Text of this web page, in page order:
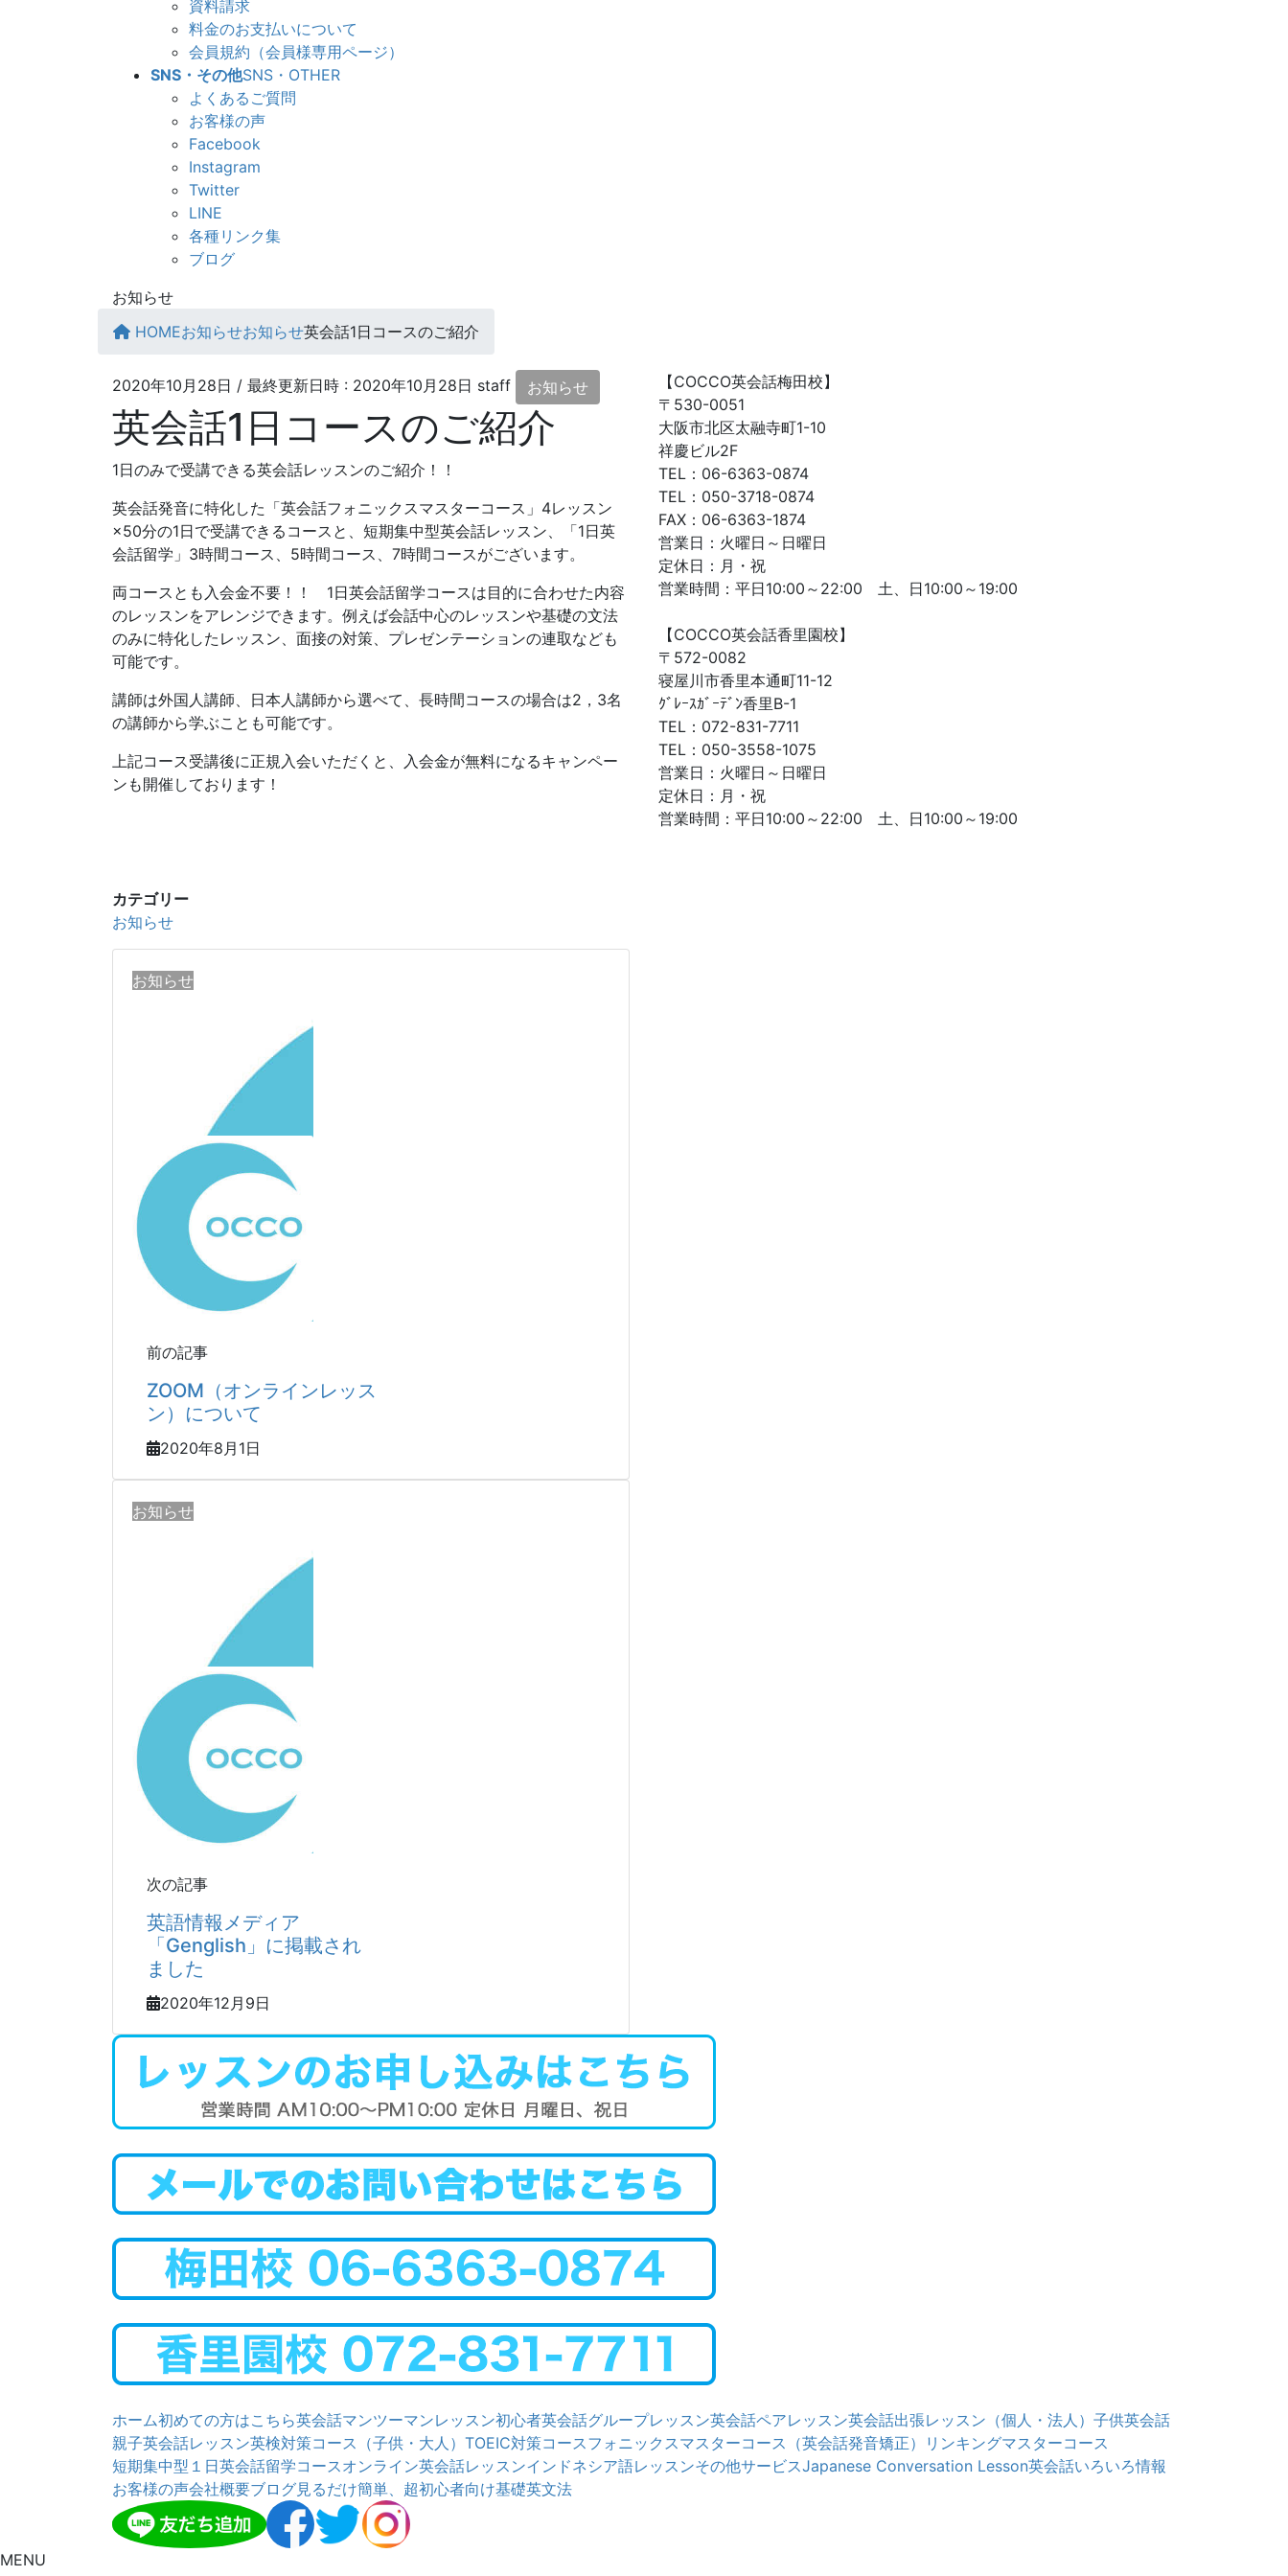
資料請求
料金のお支払いについて
会員規約（会員様専用ページ）
SNS・その他SNS・OTHER
よくあるご質問
お客様の声
Facebook
Instagram
Twitter
LINE
各種リンク集
ブログ
お知らせ
HOMEお知らせお知らせ英会話1日コースのご紹介
2020年10月28日 / 最終更新日時 : 2020年10月28日 staff お知らせ
英会話1日コースのご紹介
1日のみで受講できる英会話レッスンのご紹介！！
英会話発音に特化した「英会話フォニックスマスターコース」4レッスン
×50分の1日で受講できるコースと、短期集中型英会話レッスン、「1日英
会話留学」3時間コース、5時間コース、7時間コースがございます。
両コースとも入会金不要！！ 1日英会話留学コースは目的に合わせた内容
のレッスンをアレンジできます。例えば会話中心のレッスンや基礎の文法
のみに特化したレッスン、面接の対策、プレゼンテーションの連取なども
可能です。
講師は外国人講師、日本人講師から選べて、長時間コースの場合は2，3名
の講師から学ぶことも可能です。
上記コース受講後に正規入会いただくと、入会金が無料になるキャンペー
ンも開催しております！
カテゴリー
お知らせ
お知らせ
前の記事
ZOOM（オンラインレッス
ン）について
2020年8月1日
お知らせ
次の記事
英語情報メディア
「Genglish」に掲載され
ました
2020年12月9日
【COCCO英会話梅田校】
〒530-0051
大阪市北区太融寺町1-10
祥慶ビル2F
TEL：06-6363-0874
TEL：050-3718-0874
FAX：06-6363-1874
営業日：火曜日～日曜日
定休日：月・祝
営業時間：平日10:00～22:00 土、日10:00～19:00
【COCCO英会話香里園校】
〒572-0082
寝屋川市香里本通町11-12
ｸﾞﾚｰｽｶﾞｰﾃﾞﾝ香里B-1
TEL：072-831-7711
TEL：050-3558-1075
営業日：火曜日～日曜日
定休日：月・祝
営業時間：平日10:00～22:00 土、日10:00～19:00
ホーム初めての方はこちら英会話マンツーマンレッスン初心者英会話グループレッスン英会話ペアレッスン英会話出張レッスン（個人・法人） 子供英会話
親子英会話レッスン英検対策コース（子供・大人） TOEIC対策コースフォニックスマスターコース（英会話発音矯正）
リンキングマスターコース
短期集中型１日英会話留学コースオンライン英会話レッスンインドネシア語レッスンその他サービスJapanese Conversation Lesson英会話いろいろ情報
お客様の声会社概要ブログ見るだけ簡単、超初心者向け基礎英文法
MENU